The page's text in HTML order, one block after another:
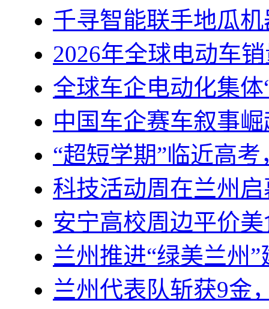
千寻智能联手地瓜
2026年全球电动车
全球车企电动化集
中国车企赛车叙事
“超短学期”临近高
科技活动周在兰州
安宁高校周边平价
兰州推进“绿美兰州
兰州代表队斩获9金